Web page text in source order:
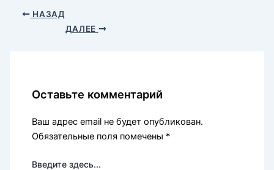
НАЗАД
ДАЛЕЕ
Оставьте комментарий
Ваш адрес email не будет опубликован.
Обязательные поля помечены *
Введите здесь...